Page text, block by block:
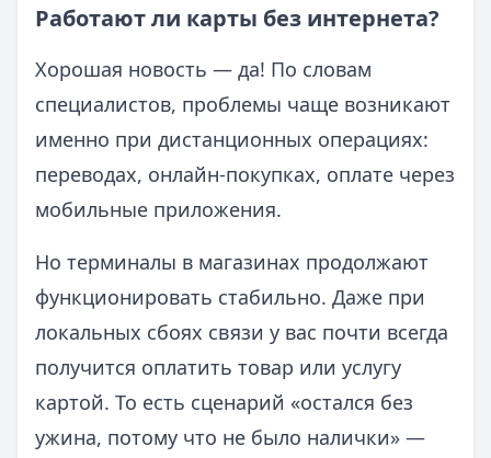
Работают ли карты без интернета?
Хорошая новость — да! По словам
специалистов, проблемы чаще возникают
именно при дистанционных операциях:
переводах, онлайн-покупках, оплате через
мобильные приложения.
Но терминалы в магазинах продолжают
функционировать стабильно. Даже при
локальных сбоях связи у вас почти всегда
получится оплатить товар или услугу
картой. То есть сценарий «остался без
ужина, потому что не было налички» —